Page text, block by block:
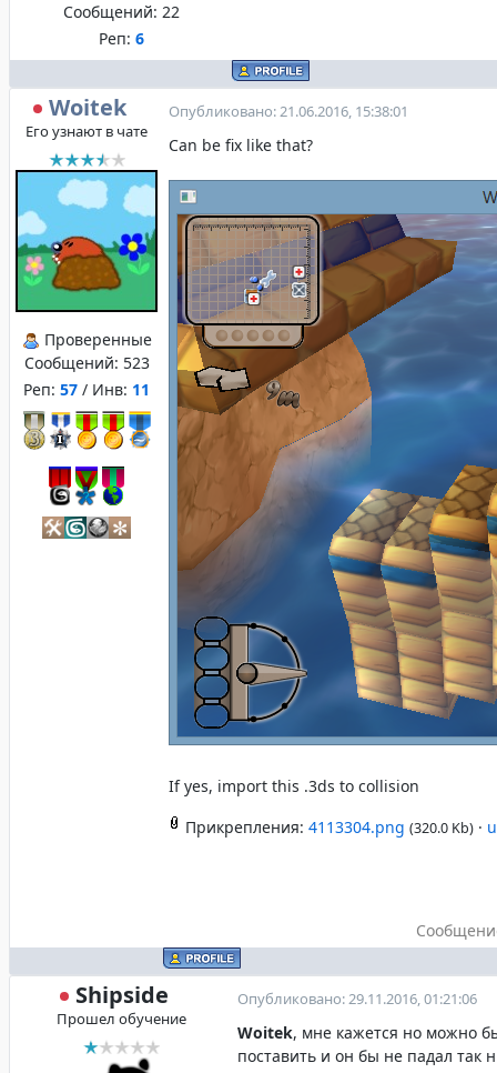
Сообщений: 22
Реп: 6
Woitek
Его узнают в чате
Проверенные
Сообщений: 523
Реп: 57 / Инв: 11
Опубликовано: 21.06.2016, 15:38:01
Can be fix like that?
If yes, import this .3ds to collision
Прикрепления: 4113304.png (320.0 Kb) ·
Shipside
Прошел обучение
Опубликовано: 29.11.2016, 01:21:06
Woitek, мне кажется но можно
поставить и он бы не падал так